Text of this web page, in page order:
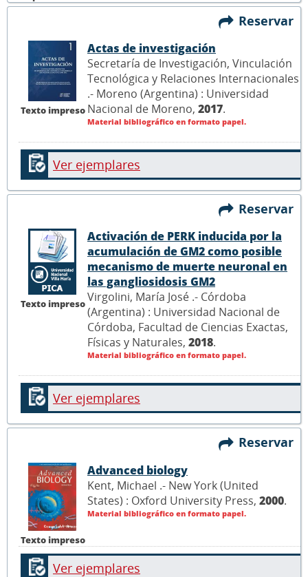
Reservar
Texto impreso
Actas de investigación
Secretaría de Investigación, Vinculación
Tecnológica y Relaciones Internacionales
.- Moreno (Argentina) : Universidad
Nacional de Moreno, 2017.
Material bibliográfico en formato papel.
Ver ejemplares
Reservar
Texto impreso
Activación de PERK inducida por la
acumulación de GM2 como posible
mecanismo de muerte neuronal en
las gangliosidosis GM2
Virgolini, María José .- Córdoba
(Argentina) : Universidad Nacional de
Córdoba, Facultad de Ciencias Exactas,
Físicas y Naturales, 2018.
Material bibliográfico en formato papel.
Ver ejemplares
Reservar
Texto impreso
Advanced biology
Kent, Michael .- New York (United
States) : Oxford University Press, 2000.
Material bibliográfico en formato papel.
Ver ejemplares